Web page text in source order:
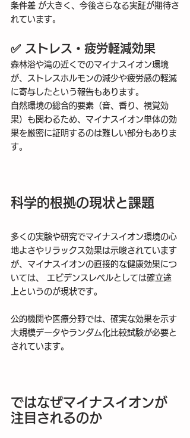
条件差 が大きく、今後さらなる実証が期待さ
れています。
✅ ストレス・疲労軽減効果
森林浴や滝の近くでのマイナスイオン環境
が、ストレスホルモンの減少や疲労感の軽減
に寄与したという報告もあります。
自然環境の総合的要素（音、香り、視覚効
果）も関わるため、マイナスイオン単体の効
果を厳密に証明するのは難しい部分もありま
す。
科学的根拠の現状と課題
多くの実験や研究でマイナスイオン環境の心
地よさやリラックス効果は示唆されています
が、マイナスイオンの直接的な健康効果につ
いては、 エビデンスレベルとしては確立途
上というのが現状です。
公的機関や医療分野では、確実な効果を示す
大規模データやランダム化比較試験が必要と
されています。
ではなぜマイナスイオンが
注目されるのか